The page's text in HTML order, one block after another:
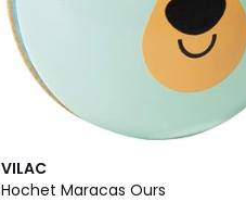
VILAC
Hochet Maracas Ours